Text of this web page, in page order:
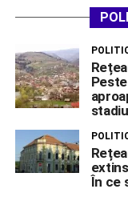
În ce